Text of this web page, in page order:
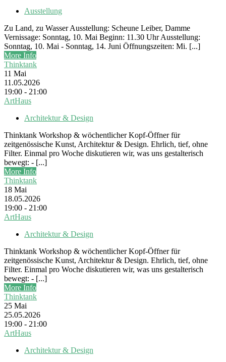
Ausstellung
Zu Land, zu Wasser Ausstellung: Scheune Leiber, Damme
Vernissage: Sonntag, 10. Mai Beginn: 11.30 Uhr Ausstellung:
Sonntag, 10. Mai - Sonntag, 14. Juni Öffnungszeiten: Mi. [...]
More Info
Thinktank
11 Mai
11.05.2026
19:00 - 21:00
ArtHaus
Architektur & Design
Thinktank Workshop & wöchentlicher Kopf-Öffner für
zeitgenössische Kunst, Architektur & Design. Ehrlich, tief, ohne
Filter. Einmal pro Woche diskutieren wir, was uns gestalterisch
bewegt: - [...]
More Info
Thinktank
18 Mai
18.05.2026
19:00 - 21:00
ArtHaus
Architektur & Design
Thinktank Workshop & wöchentlicher Kopf-Öffner für
zeitgenössische Kunst, Architektur & Design. Ehrlich, tief, ohne
Filter. Einmal pro Woche diskutieren wir, was uns gestalterisch
bewegt: - [...]
More Info
Thinktank
25 Mai
25.05.2026
19:00 - 21:00
ArtHaus
Architektur & Design